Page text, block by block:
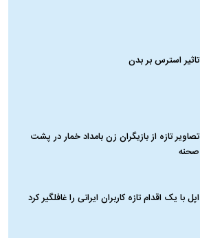
تاثیر استرس بر بدن
تصاویر تازه از بازیگران زن بامداد خمار در پشت
صحنه
اپل با یک اقدام تازه کاربران ایرانی را غافلگیر کرد